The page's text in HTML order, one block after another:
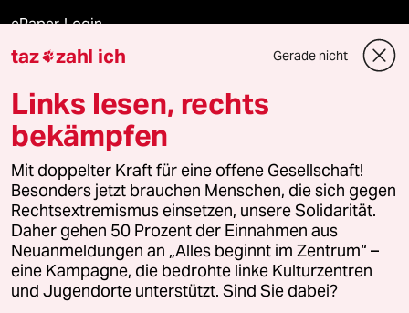
ePaper Login
Downloads für Abonnierende
© 2026 taz Verlags und Vertriebs GmbH
Alle Rechte vorbehalten. Bei rechtlichen Fragen oder für Genehmigungen
wenden Sie sich bitte an
lizenzen@taz.de
Feedback Redaktionsstatut Kommune-Richtlinien
Leitlinie Informant Datenschutz Impressum AGB
taz zahl ich Gerade nicht
Links lesen, rechts
bekämpfen
Mit doppelter Kraft für eine offene Gesellschaft!
Besonders jetzt brauchen Menschen, die sich gegen
Rechtsextremismus einsetzen, unsere Solidarität.
Daher gehen 50 Prozent der Einnahmen aus
Neuanmeldungen an „Alles beginnt im Zentrum“ –
eine Kampagne, die bedrohte linke Kulturzentren
und Jugendorte unterstützt. Sind Sie dabei?